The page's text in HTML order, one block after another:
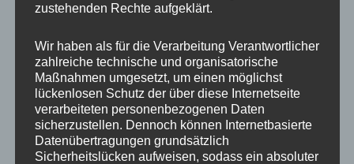
425,00€ *
Bewertet
mit
von
450,00
Bewertet
mit
0
von
5
zustehenden Rechte aufgeklärt.
Wir haben als für die Verarbeitung Verantwortlicher
zahlreiche technische und organisatorische
Maßnahmen umgesetzt, um einen möglichst
lückenlosen Schutz der über diese Internetseite
verarbeiteten personenbezogenen Daten
sicherzustellen. Dennoch können Internetbasierte
Datenübertragungen grundsätzlich
Sicherheitslücken aufweisen, sodass ein absoluter